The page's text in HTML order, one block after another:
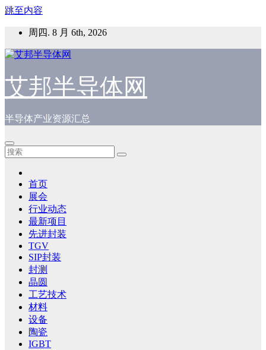
跳至内容
周四. 8 月 6th, 2026
艾邦半导体网
半导体产业资源汇总
首页
展会
行业动态
最新项目
先进封装
TGV
SIP封装
封测
晶圆
工艺技术
材料
设备
陶瓷
IGBT